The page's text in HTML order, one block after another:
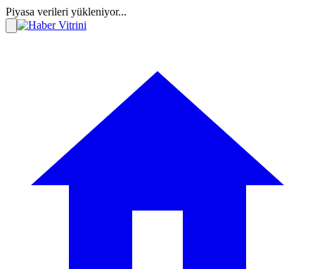
Piyasa verileri yükleniyor...